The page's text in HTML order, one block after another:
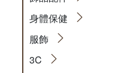
身體保健
服飾
3C